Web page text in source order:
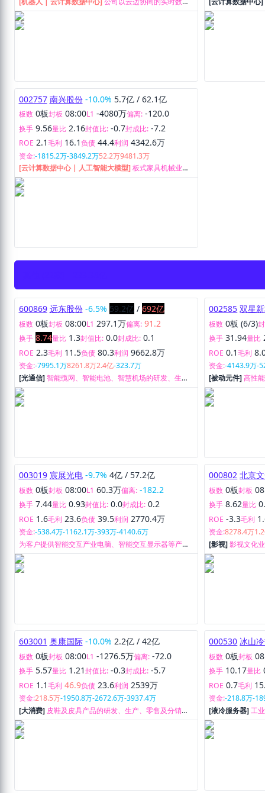
处理技术为核心技术, 为客户提供AIoT智能物联网管控
平台、智慧空间物联网应用系统以及智慧空间整体解决
方案。达实AIoT智能物联网管控平台融合了人工智能与
医院、城市轨道交通及数据中心等业务场景的全面信息
化、智能化、一体化管理。平台以“连接、智能、开
放”为核心特征，支持多租户SaaS化服务和私有化部署
方式，具备从设备到平台的全栈接入能力、从全局到节
力，支持集成与被集成，为第三方合作伙伴业务应用提
供赋能。 达实智慧空间物联网应用系统，包含EMC007
中央空调节能控制系统、C3-IoT物联网身份识别与管控
系统、物联网空间场景控制系统、智慧停车管理系统、
精益手术室智慧管理系统、智慧地铁环境与设备监控系
统、轨道交通自动售检票系统、数据中心精准能效控制
及管理系统等。 达实智慧空间整体解决方案公司基于自
第三方运维服务
硬件及服务销售
002757 南兴股份 -10.0% 5.7亿 / 62.1亿
板数 0板封板 08:00L1 -4080万偏离: -120.0
换手 9.56量比 2.16封值比: -0.7封成比: -7.2
ROE 2.1毛利 16.1负债 44.4利润 4342.6万
资金:-1815.2万-3849.2万52.2万9481.3万
[云计算数据中心 | 人工智能大模型]板式家具机械业务
和IDC及云计算相关服务。
600869 远东股份 -6.5% 59.2亿 / 692亿
板数 0板封板 08:00L1 297.1万偏离: 91.2
换手 8.74量比 1.3封值比: 0.0封成比: 0.1
ROE 2.3毛利 11.5负债 80.3利润 9662.8万
资金:-7995.1万8261.8万2.4亿-323.7万
[光通信]智能缆网、智能电池、智慧机场的研发、生
产、销售及服务。
002585 双星
板数 0板 (6/3)
换手 31.94量比
ROE 0.1毛利
资金:-4143.9万-
[被动元件]高性
003019 宸展光电 -9.7% 4亿 / 57.2亿
板数 0板封板 08:00L1 60.3万偏离: -182.2
换手 7.44量比 0.93封值比: 0.0封成比: 0.2
ROE 1.6毛利 23.6负债 39.5利润 2770.4万
资金:-538.4万-1162.1万-393万-4140.6万
为客户提供智能交互产业电脑、智能交互显示器等产品
的研发设计、生产制造、售后技术支持等全流程服务。
000802 北京
板数 0板封板
换手 8.62量比
ROE -3.3毛利
资金:8278.4万
[影视]影视文化
纪、新媒体等业
603001 奥康国际 -10.0% 2.2亿 / 42亿
板数 0板封板 08:00L1 -1276.5万偏离: -72.0
换手 5.57量比 1.21封值比: -0.3封成比: -5.7
ROE 1.1毛利 46.9负债 23.6利润 2539万
资金:218.5万-1950.8万-2672.6万-3937.4万
[大消费] 皮鞋及皮具产品的研发、生产、零售及分销业
务。
000530 冰山
板数 0板封板
换手 10.17量比
ROE 0.7毛利
资金:-218.8万-
[液冷服务器]工
调以及制冷部件